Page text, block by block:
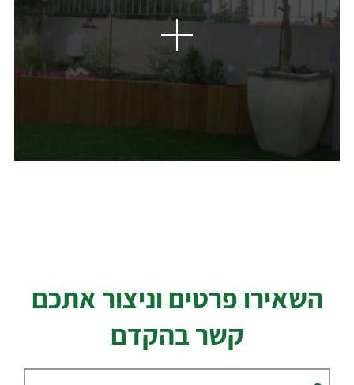
השאירו פרטים וניצור אתכם
קשר בהקדם